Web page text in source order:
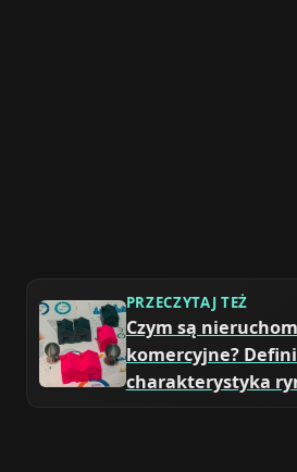
PRZECZYTAJ TEŻ
Czym są
komercyjne?
charakterystyka